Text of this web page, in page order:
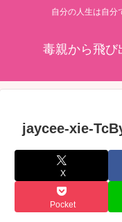
自分の人生は自分
毒親から飛び
jaycee-xie-
X
Pocket